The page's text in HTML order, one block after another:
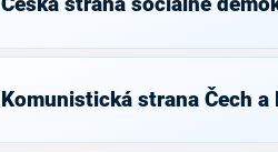
Komunistická strana Čech a